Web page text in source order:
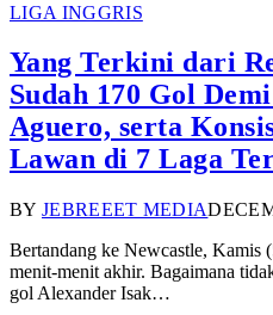
LIGA INGGRIS
Yang Terkini dari
Sudah 170 Gol
Aguero, serta
Lawan di 7 Laga
BY JEBREEET MEDIA
Bertandang ke Newcastle, Kamis
menit-menit akhir. Bagaimana
gol Alexander Isak…